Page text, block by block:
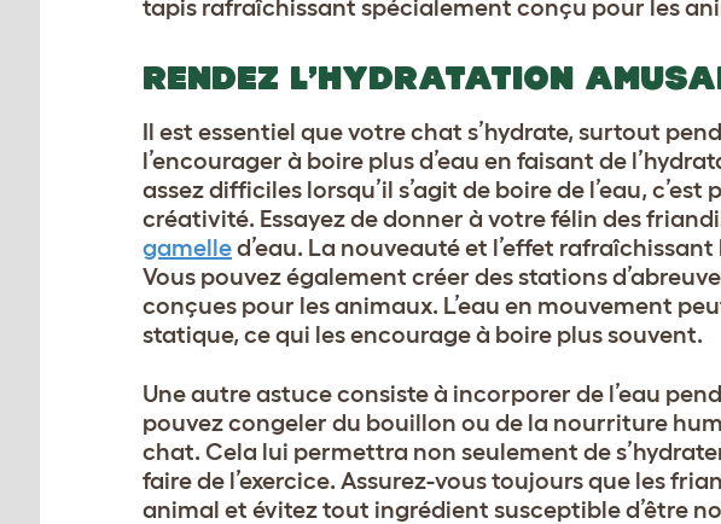
tapis rafraîchissant spécialement conçu pour les
RENDEZ L’HYDRATATION
Il est essentiel que votre chat s’hydrate, surtout
l’encourager à boire plus d’eau en faisant de
assez difficiles lorsqu’il s’agit de boire de l’eau,
créativité. Essayez de donner à votre félin des
gamelled’eau. La nouveauté et l’effet
Vous pouvez également créer des stations
conçues pour les animaux. L’eau en mouvement
statique, ce qui les encourage à boire plus souvent.
Une autre astuce consiste à incorporer de l’eau
pouvez congeler du bouillon ou de la nourriture
chat. Cela lui permettra non seulement de
faire de l’exercice. Assurez-vous toujours que les
animal et évitez tout ingrédient susceptible d’être